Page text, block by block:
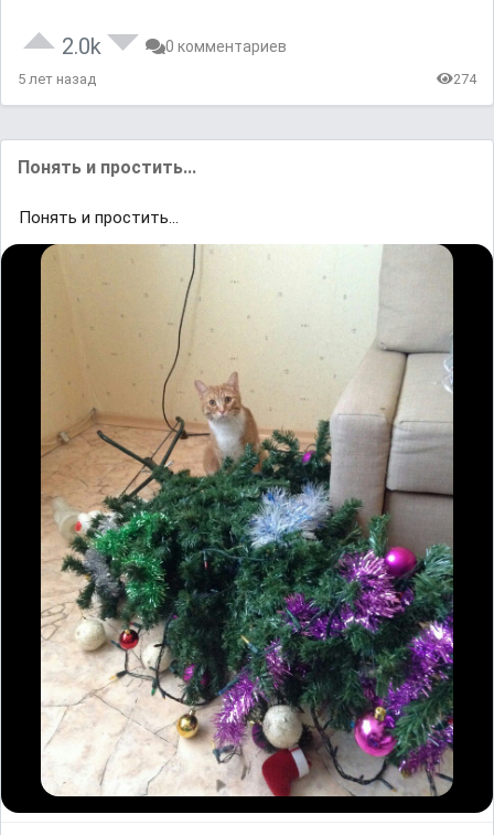
2.0k 0 комментариев
5 лет назад 274
Понять и простить...
Понять и простить...